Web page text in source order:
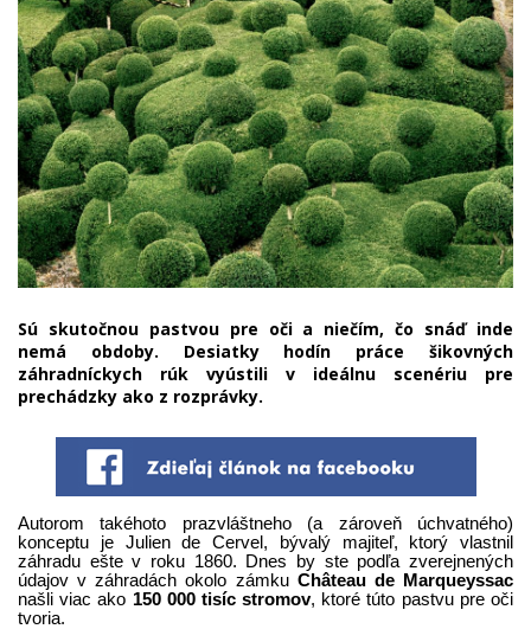
Sú skutočnou pastvou pre oči a niečím, čo snáď inde
nemá obdoby. Desiatky hodín práce šikovných
záhradníckych rúk vyústili v ideálnu scenériu pre
prechádzky ako z rozprávky.
Autorom takéhoto prazvláštneho (a zároveň úchvatného)
konceptu je Julien de Cervel, bývalý majiteľ, ktorý vlastnil
záhradu ešte v roku 1860. Dnes by ste podľa zverejnených
údajov v záhradách okolo zámku Château de Marqueyssac
našli viac ako 150 000 tisíc stromov, ktoré túto pastvu pre oči
tvoria.